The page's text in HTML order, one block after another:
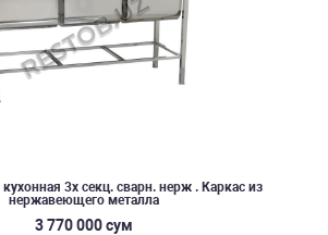
3х секц. сварн. нерж . Каркас из
нержавеющего металла
3 770 000 сум